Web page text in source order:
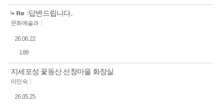
답변드립니다.
문화예술과
26.06.22
189
지세포성 꽃동산 선창마을 화장실
이민숙
26.05.25